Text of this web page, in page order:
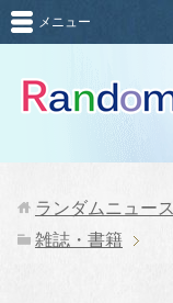
メニュー
ランダムニュース
雑誌・書籍